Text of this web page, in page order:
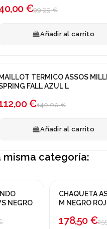
€99,99 €
Añadir al carrito
¡En oferta!
MAILLOT TERMICO ASSOS
SPRING FALL AZUL L
€140,00 €
Añadir al carrito
misma categoría:
NEGRO
¡En oferta!
CHAQUETA
M NEGRO
178,50 €